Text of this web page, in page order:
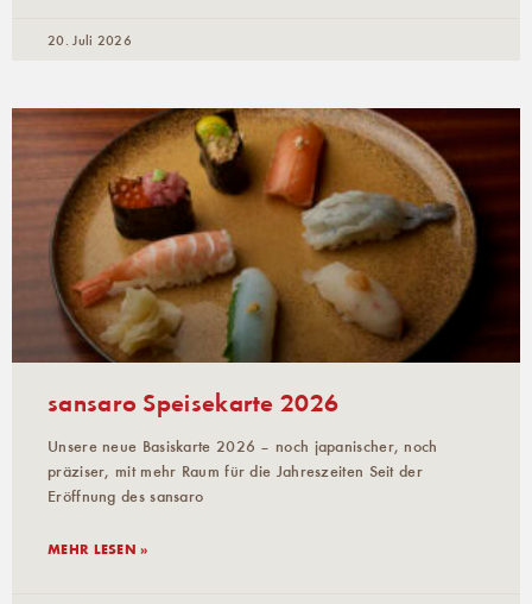
20. Juli 2026
sansaro Speisekarte 2026
Unsere neue Basiskarte 2026 – noch japanischer, noch
präziser, mit mehr Raum für die Jahreszeiten Seit der
Eröffnung des sansaro
MEHR LESEN »